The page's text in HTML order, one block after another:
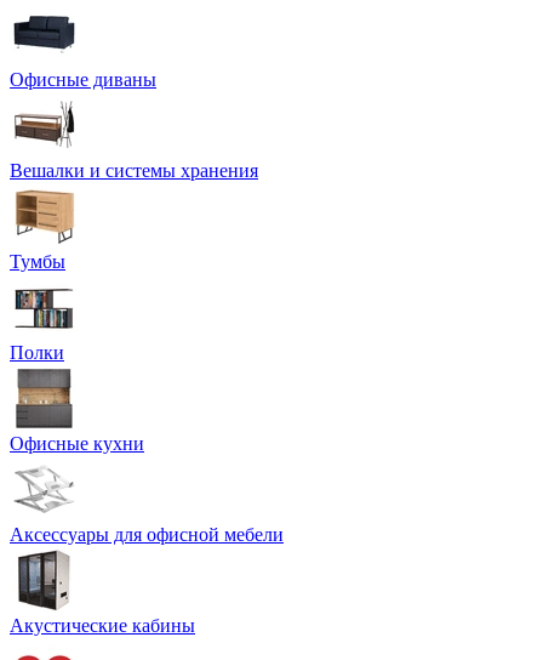
Офисные диваны
Вешалки и системы хранения
Тумбы
Полки
Офисные кухни
Аксессуары для офисной мебели
Акустические кабины